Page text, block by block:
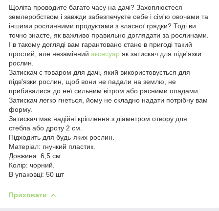
Щоліта проводите багато часу на дачі? Захоплюєтеся
землеробством і завжди забезпечуєте себе і сім'ю овочами та
іншими рослинними продуктами з власної грядки? Тоді ви
точно знаєте, як важливо правильно доглядати за рослинами.
І в такому догляді вам гарантовано стане в пригоді такий
простий, але незамінний аксесуар як затискач для підв'язки
рослин.
Затискач є товаром для дачі, який використовується для
підв'язки рослин, щоб вони не падали на землю, не
прибивалися до неї сильним вітром або рясними опадами.
Затискач легко гнеться, йому не складно надати потрібну вам
форму.
Затискач має надійні кріплення з діаметром отвору для
стебла або дроту 2 см.
Підходить для будь-яких рослин.
Матеріал: гнучкий пластик.
Довжина: 6,5 см.
Колір: чорний.
В упаковці: 50 шт
Приховати